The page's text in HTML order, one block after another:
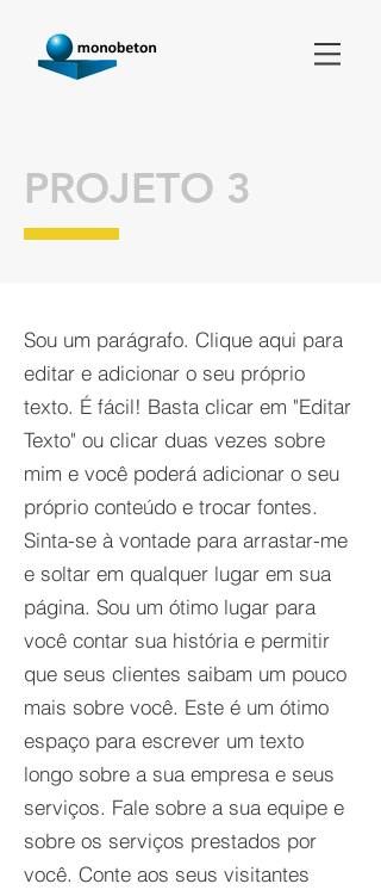
Sou um parágrafo. Clique aqui para
editar e adicionar o seu próprio
texto. É fácil! Basta clicar em "Editar
Texto" ou clicar duas vezes sobre
mim e você poderá adicionar o seu
próprio conteúdo e trocar fontes.
Sinta-se à vontade para arrastar-me
e soltar em qualquer lugar em sua
página. Sou um ótimo lugar para
você contar sua história e permitir
que seus clientes saibam um pouco
mais sobre você. Este é um ótimo
espaço para escrever um texto
longo sobre a sua empresa e seus
serviços. Fale sobre a sua equipe e
sobre os serviços prestados por
você. Conte aos seus visitantes
PROJETO 3